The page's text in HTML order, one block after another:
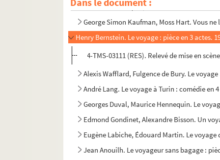
Maurice Hennequin, Pierre Veber. Vous
George Simon Kaufman, Moss Hart. Vous
Henry Bernstein. Le voyage : pièce en 3 actes.
4-TMS-03111 (RES). Relevé de mise en
Alexis Wafflard, Fulgence de Bury. Le
André Lang. Le voyage à Turin : comédie en
Georges Duval, Maurice Hennequin. Le
Edmond Gondinet, Alexandre Bisson. Un
Eugène Labiche, Édouard Martin. Le
Jean Anouilh. Le voyageur sans bagage :